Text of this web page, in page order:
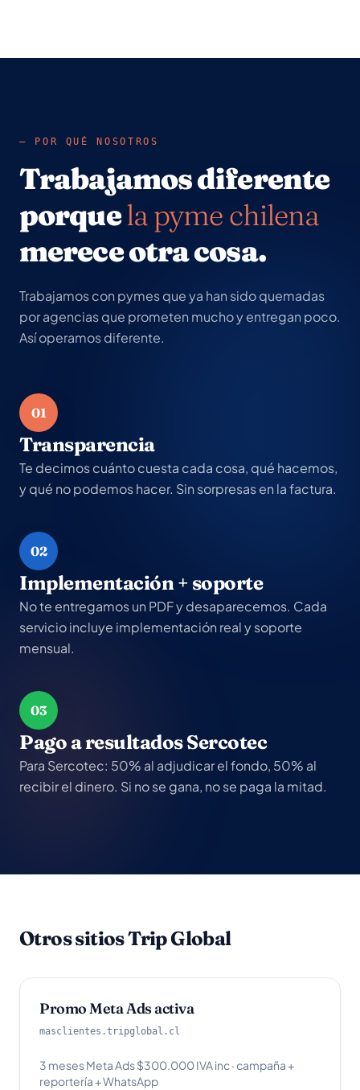
— POR QUÉ NOSOTROS
Trabajamos diferente
porquela pyme chilena
merece otra cosa.
Trabajamos con pymes que ya han sido quemadas
por agencias que prometen mucho y entregan poco.
Así operamos diferente.
01
Transparencia
Te decimos cuánto cuesta cada cosa, qué hacemos,
y qué no podemos hacer. Sin sorpresas en la factura.
02
Implementación + soporte
No te entregamos un PDF y desaparecemos. Cada
servicio incluye implementación real y soporte
mensual.
03
Pago a resultados Sercotec
Para Sercotec: 50% al adjudicar el fondo, 50% al
recibir el dinero. Si no se gana, no se paga la mitad.
Otros sitios Trip Global
Promo Meta Ads activa
masclientes.tripglobal.cl
3 meses Meta Ads $300.000 IVA inc · campaña +
reportería + WhatsApp